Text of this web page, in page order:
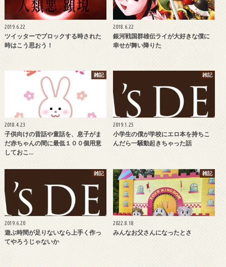
2019.6.22
ツイッターでブロックする時された
時はこう思おう！
2018.6.22
銀河戦国群雄伝ライが大好きな僕に
幸せが舞い降りた
雑記
2018.4.23
子供向けの昔話や童話を、息子がま
だ赤ちゃんの間に最低１００個用意
しておこ…
雑記
2019.1.25
小学生の僕が学校にエロ本を持ちこ
んだら一騒動起きちゃった話
雑記
2019.6.20
遊ぶ時間が足りないなら上手く作っ
てやろうじゃないか
雑記
2022.8.18
みんなお父さんになったとさ